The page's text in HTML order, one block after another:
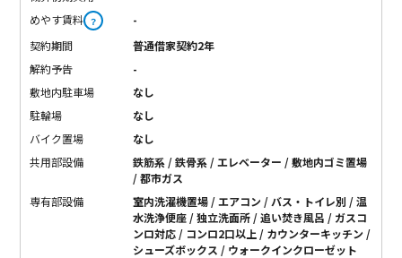
めやす賃料 ？
-
契約期間
普通借家契約2年
解約予告
-
敷地内駐車場
なし
駐輪場
なし
バイク置場
なし
共用部設備
鉄筋系 / 鉄骨系 / エレベーター / 敷地内ゴミ置場
/ 都市ガス
専有部設備
室内洗濯機置場 / エアコン / バス・トイレ別 / 温
水洗浄便座 / 独立洗面所 / 追い焚き風呂 / ガスコ
ンロ対応 / コンロ2口以上 / カウンターキッチン /
シューズボックス / ウォークインクローゼット